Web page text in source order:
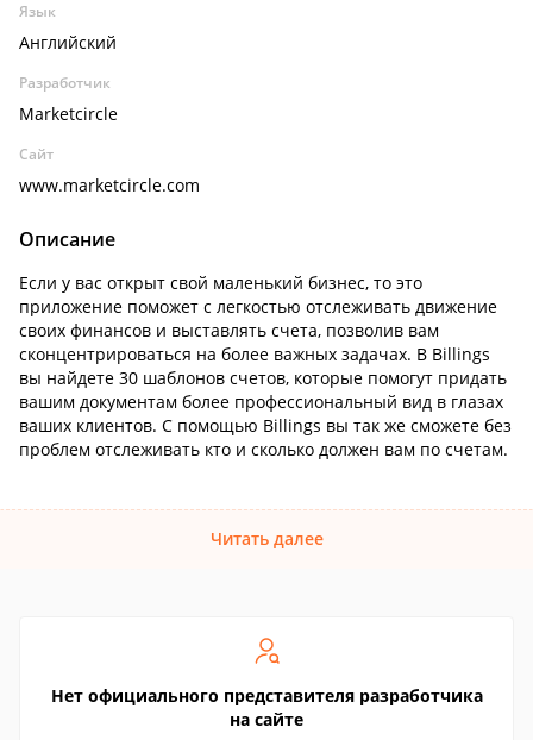
Язык
Английский
Разработчик
Marketcircle
Сайт
www.marketcircle.com
Описание
Если у вас открыт свой маленький бизнес, то это
приложение поможет с легкостью отслеживать движение
своих финансов и выставлять счета, позволив вам
сконцентрироваться на более важных задачах. В Billings
вы найдете 30 шаблонов счетов, которые помогут придать
вашим документам более профессиональный вид в глазах
ваших клиентов. С помощью Billings вы так же сможете без
проблем отслеживать кто и сколько должен вам по счетам.
Читать далее
Нет официального представителя разработчика
на сайте